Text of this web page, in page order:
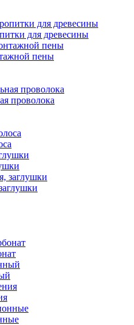
для древесины
пены
проволока